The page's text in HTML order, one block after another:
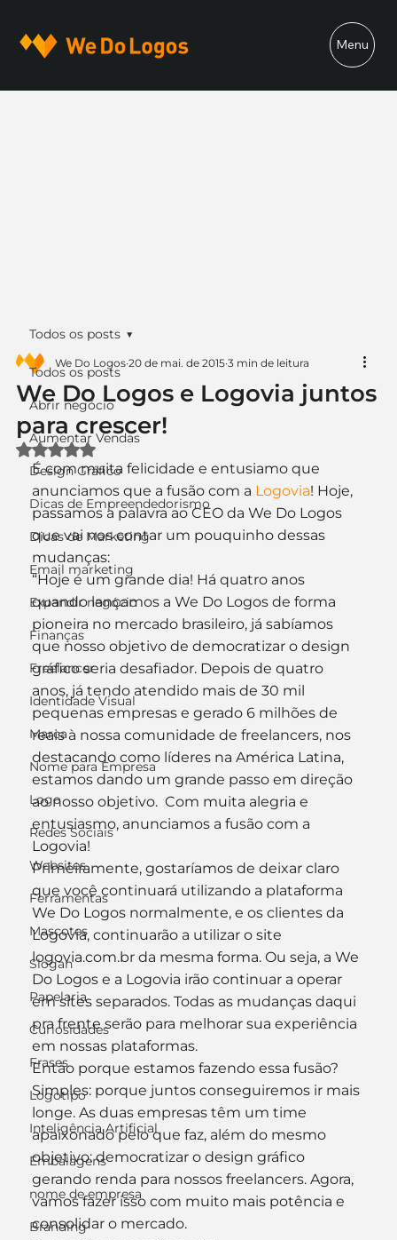
Menu
Todos os posts
Abrir negócio
Aumentar Vendas
Design Gráfico
Dicas de Empreendedorismo
Dicas de Marketing
Email marketing
Expandir negócio
Finanças
Freelancer
Identidade Visual
Marca
Nome para Empresa
Logo
Redes Sociais
Websites
Ferramentas
Mascotes
Slogan
Papelaria
Curiosidades
Frases
Logotipo
Inteligência Artificial
Embalagens
nome de empresa
Branding
Todos os posts
We Do Logos e Logovia juntos
para crescer!
We Do Logos 20 de mai. de 2015 3 min de leitura
Avaliado com NaN de 5 estrelas.
É com muita felicidade e entusiamo que
anunciamos que a fusão com a Logovia! Hoje,
passamos a palavra ao CEO da We Do Logos
que vai nos contar um pouquinho dessas
mudanças:
“Hoje é um grande dia! Há quatro anos
quando lançamos a We Do Logos de forma
pioneira no mercado brasileiro, já sabíamos
que nosso objetivo de democratizar o design
gráfico seria desafiador. Depois de quatro
anos, já tendo atendido mais de 30 mil
pequenas empresas e gerado 6 milhões de
reais à nossa comunidade de freelancers, nos
destacando como líderes na América Latina,
estamos dando um grande passo em direção
ao nosso objetivo.  Com muita alegria e
entusiasmo, anunciamos a fusão com a
Logovia!
Primeiramente, gostaríamos de deixar claro
que você continuará utilizando a plataforma
We Do Logos normalmente, e os clientes da
Logovia, continuarão a utilizar o site
logovia.com.br da mesma forma. Ou seja, a We
Do Logos e a Logovia irão continuar a operar
em sites separados. Todas as mudanças daqui
pra frente serão para melhorar sua experiência
em nossas plataformas.
Então porque estamos fazendo essa fusão?
Simples: porque juntos conseguiremos ir mais
longe. As duas empresas têm um time
apaixonado pelo que faz, além do mesmo
objetivo: democratizar o design gráfico
gerando renda para nossos freelancers. Agora,
vamos fazer isso com muito mais potência e
consolidar o mercado.